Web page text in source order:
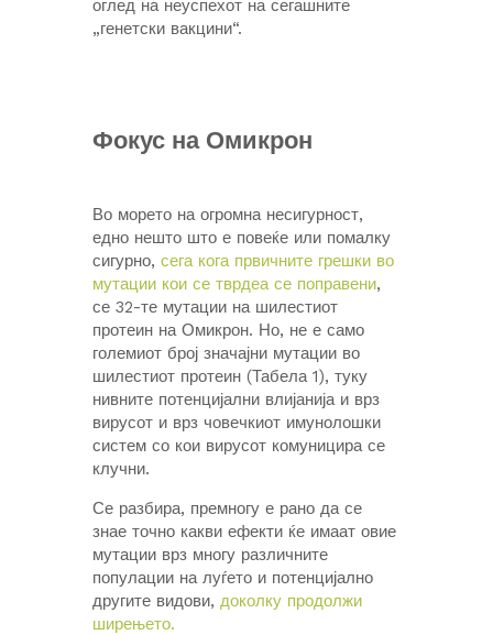
оглед на неуспехот на сегашните
„генетски вакцини“.
Фокус на Омикрон
Во морето на огромна несигурност,
едно нешто што е повеќе или помалку
сигурно, сега кога првичните грешки во
мутации кои се тврдеа се поправени,
се 32-те мутации на шилестиот
протеин на Омикрон. Но, не е само
големиот број значајни мутации во
шилестиот протеин (Табела 1), туку
нивните потенцијални влијанија и врз
вирусот и врз човечкиот имунолошки
систем со кои вирусот комуницира се
клучни.
Се разбира, премногу е рано да се
знае точно какви ефекти ќе имаат овие
мутации врз многу различните
популации на луѓето и потенцијално
другите видови, доколку продолжи
ширењето.